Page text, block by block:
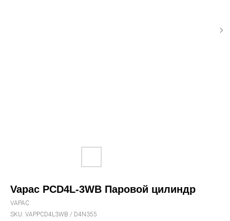
Vapac PCD4L-3WB Паровой цилиндр
VAPAC
SKU: VAPPCD4L3WB / D4N355